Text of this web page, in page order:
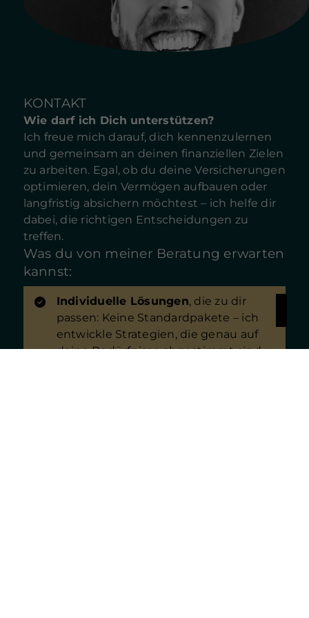
KONTAKT
Wie darf ich Dich unterstützen?
Ich freue mich darauf, dich kennenzulernen
und gemeinsam an deinen finanziellen Zielen
zu arbeiten. Egal, ob du deine Versicherungen
optimieren, dein Vermögen aufbauen oder
langfristig absichern möchtest – ich helfe dir
dabei, die richtigen Entscheidungen zu
treffen.
Was du von meiner Beratung erwarten
kannst:
Individuelle Lösungen, die zu dir
passen: Keine Standardpakete – ich
entwickle Strategien, die genau auf
deine Bedürfnisse abgestimmt sind.